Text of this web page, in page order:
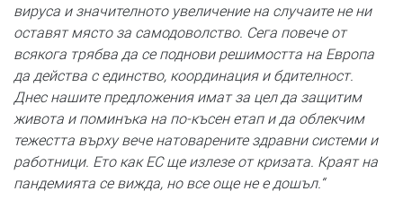
вируса и значителното увеличение на случаите не ни
оставят място за самодоволство. Сега повече от
всякога трябва да се поднови решимостта на Европа
да действа с единство, координация и бдителност.
Днес нашите предложения имат за цел да защитим
живота и поминъка на по-късен етап и да облекчим
тежестта върху вече натоварените здравни системи и
работници. Ето как ЕС ще излезе от кризата. Краят на
пандемията се вижда, но все още не е дошъл.“